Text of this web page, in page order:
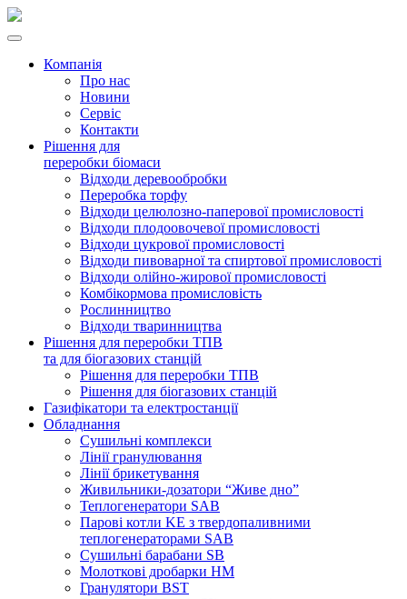
Компанія
Про нас
Новини
Сервіс
Контакти
Рішення для
переробки біомаси
Відходи деревообробки
Переробка торфу
Відходи целюлозно-паперової промисловості
Відходи плодоовочевої промисловості
Відходи цукрової промисловості
Відходи пивоварної та спиртової промисловості
Відходи олійно-жирової промисловості
Комбікормова промисловість
Рослинництво
Відходи тваринництва
Рішення для переробки ТПВ
та для біогазових станцій
Рішення для переробки ТПВ
Рішення для біогазових станцій
Газифікатори та електростанції
Обладнання
Сушильні комплекси
Лінії гранулювання
Лінії брикетування
Живильники-дозатори “Живе дно”
Теплогенератори SAB
Парові котли KE з твердопаливними
теплогенераторами SAB
Сушильні барабани SB
Молоткові дробарки HM
Гранулятори BST